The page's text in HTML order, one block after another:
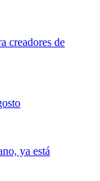
creadores de
ya está